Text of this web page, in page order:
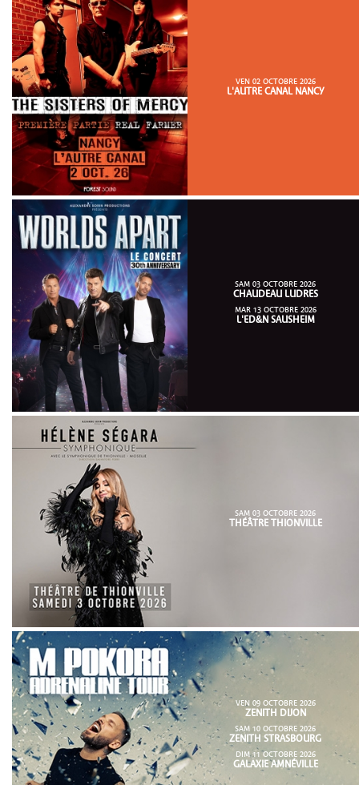
VEN 02 OCTOBRE 2026
L'AUTRE CANAL NANCY
SAM 03 OCTOBRE 2026
CHAUDEAU LUDRES
MAR 13 OCTOBRE 2026
L'ED&N SAUSHEIM
SAM 03 OCTOBRE 2026
THÉÂTRE THIONVILLE
VEN 09 OCTOBRE 2026
ZENITH DIJON
SAM 10 OCTOBRE 2026
ZENITH STRASBOURG
DIM 11 OCTOBRE 2026
GALAXIE AMNÉVILLE